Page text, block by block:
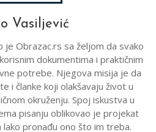
Vasiljević
je Obrazac.rs sa željom da svako
dokumentima i praktičnim
potrebe. Njegova misija je da
i članke koji olakšavaju život u
okruženju. Spoj iskustva u
pisanju oblikovao je projekat
lako pronađu ono što im treba.